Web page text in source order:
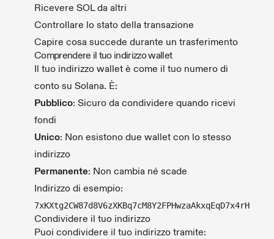
Ricevere SOL da altri
Controllare lo stato della transazione
Capire cosa succede durante un trasferimento
Comprendere il tuo indirizzo wallet
Il tuo indirizzo wallet è come il tuo numero di
conto su Solana. È:
Pubblico: Sicuro da condividere quando ricevi
fondi
Unico: Non esistono due wallet con lo stesso
indirizzo
Permanente: Non cambia né scade
Indirizzo di esempio:
7xKXtg2CW87d8V6zXKBq7cM8Y2FPHwzaAkxqEqD7x4rH
Condividere il tuo indirizzo
Puoi condividere il tuo indirizzo tramite: